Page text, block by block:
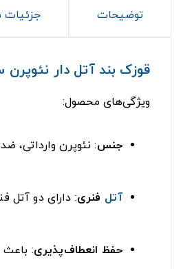
توضیحات
قوزک بند آتل دار نئوپرن
ویژگی‌های محصول:
جنس: نئوپرن
آتل فنری: دارای دو آتل
حفظ انعطاف‌پذیری: باعث